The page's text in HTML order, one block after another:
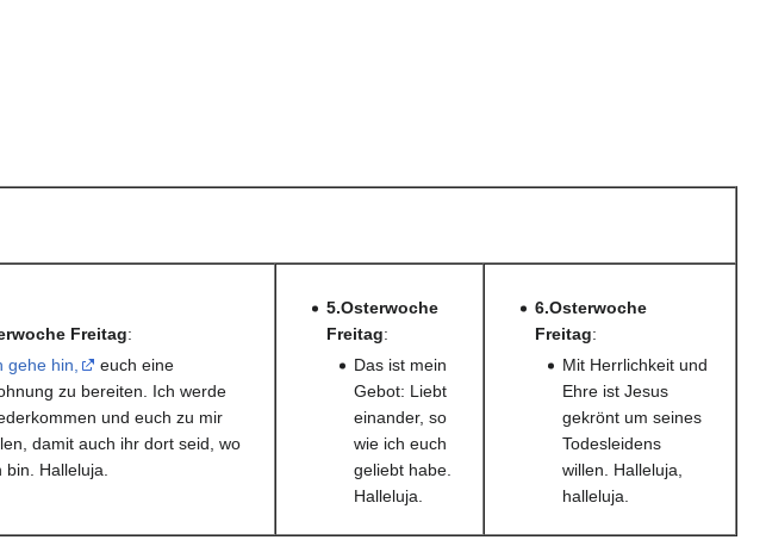
Freitag:
gehe hin,
euch eine
zu bereiten. Ich werde
und euch zu mir
damit auch ihr dort seid, wo
bin. Halleluja.
5.Osterwoche
Freitag:
Das ist mein
Gebot: Liebt
einander, so
wie ich euch
geliebt habe.
Halleluja.
6.Osterwoche
Freitag:
Mit Herrlichkeit und
Ehre ist Jesus
gekrönt um seines
Todesleidens
willen. Halleluja,
halleluja.